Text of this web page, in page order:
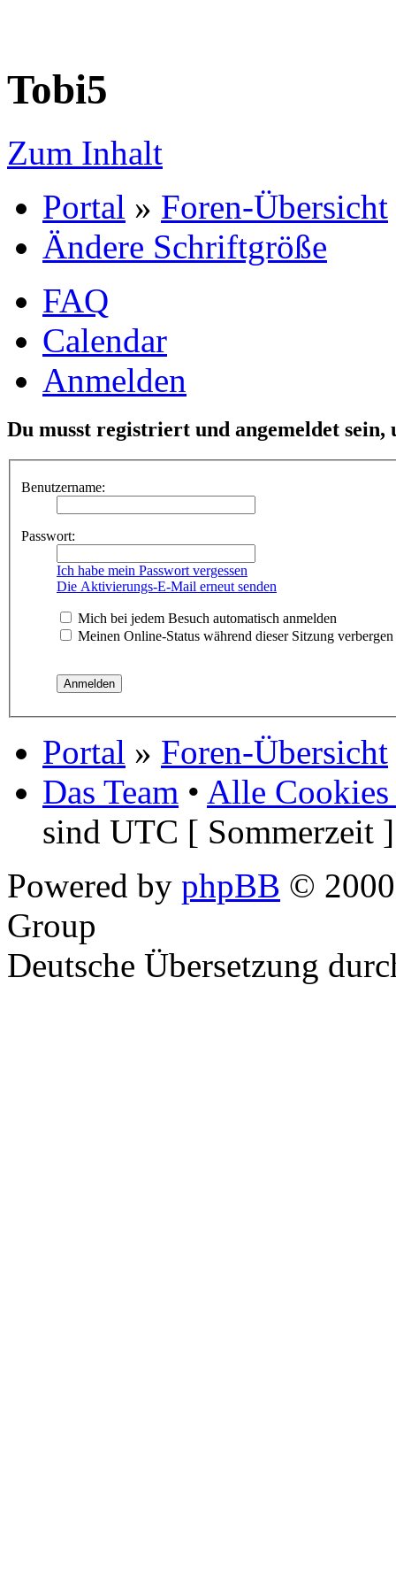
Tobi5
Zum Inhalt
Portal » Foren-Übersicht
Ändere Schriftgröße
FAQ
Calendar
Anmelden
Du musst registriert und angemeldet
Benutzername:
Passwort:
Ich habe mein Passwort vergessen
Die Aktivierungs-E-Mail erneut senden
Mich bei jedem Besuch automatisch anmelden
Meinen Online-Status während dieser Sitzung verbergen
Portal » Foren-Übersicht
Das Team • Alle Cookies
sind UTC [ Sommerzeit ]
Powered by phpBB ©
Group
Deutsche Übersetzung